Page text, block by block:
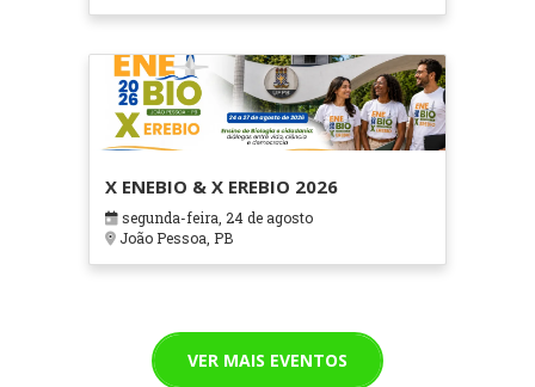
X ENEBIO & X EREBIO 2026
segunda-feira, 24 de agosto
João Pessoa, PB
VER MAIS EVENTOS